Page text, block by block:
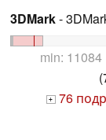
3DMark-
min:
+ 76